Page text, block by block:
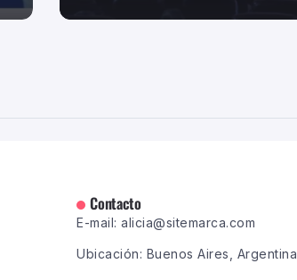
Contacto
E-mail: alicia@sitemarca.com
Ubicación: Buenos Aires, Argentina